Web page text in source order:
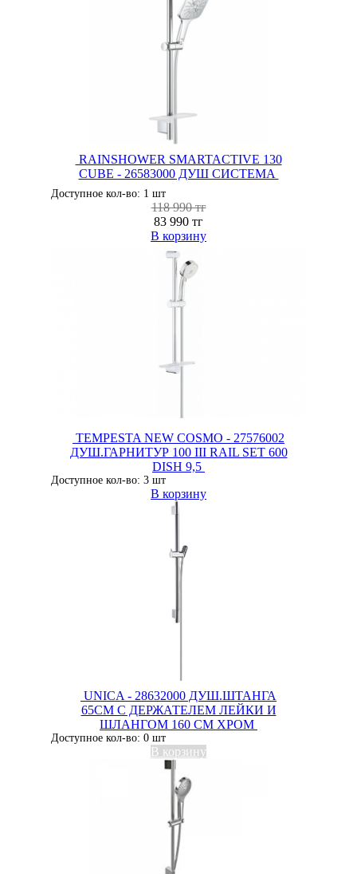
RAINSHOWER SMARTACTIVE 130
CUBE - 26583000 ДУШ СИСТЕМА
Доступное кол-во: 1 шт
118 990 тг
83 990 тг
В корзину
TEMPESTA NEW COSMO - 27576002
ДУШ.ГАРНИТУР 100 III RAIL SET 600
DISH 9,5
Доступное кол-во: 3 шт
В корзину
UNICA - 28632000 ДУШ.ШТАНГА
65СМ С ДЕРЖАТЕЛЕМ ЛЕЙКИ И
ШЛАНГОМ 160 CM ХРОМ
Доступное кол-во: 0 шт
В корзину